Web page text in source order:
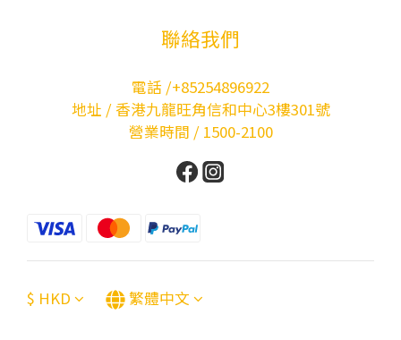
聯絡我們
電話 /+85254896922
地址 / 香港九龍旺角信和中心3樓301號
營業時間 / 1500-2100
$ HKD 繁體中文